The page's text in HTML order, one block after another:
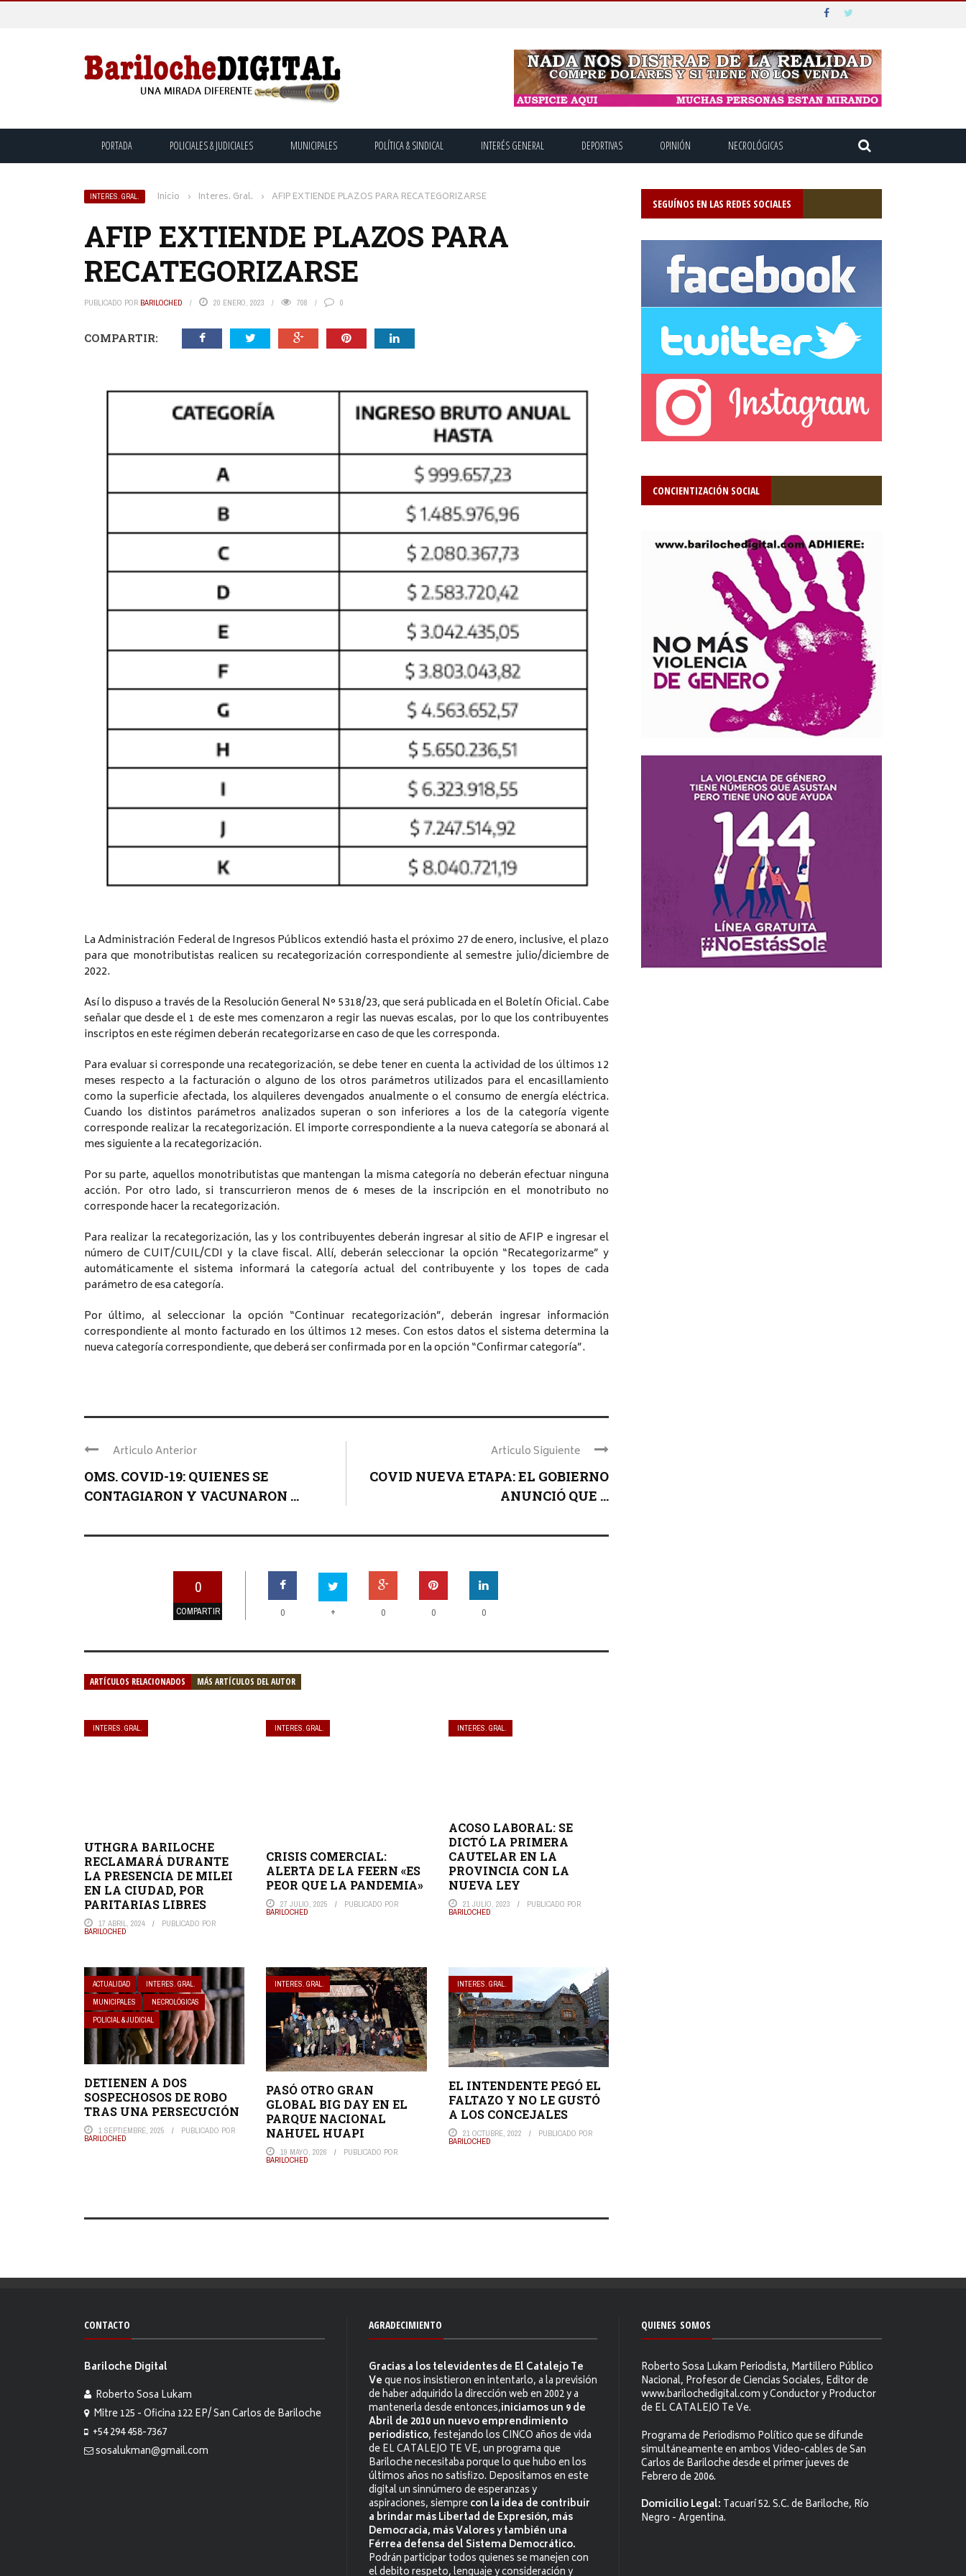
PORTADA POLICIALES & JUDICIALES MUNICIPALES POLÍTICA & SINDICAL INTERÉS GENERAL DEPORTIVAS OPINIÓN NECROLÓGICAS
INTERES. GRAL. Inicio › Interes. Gral. › AFIP EXTIENDE PLAZOS PARA RECATEGORIZARSE
AFIP EXTIENDE PLAZOS PARA
RECATEGORIZARSE
PUBLICADO POR BARILOCHED 20 ENERO, 2023 708 0
COMPARTIR:
La Administración Federal de Ingresos Públicos extendió hasta el próximo 27 de enero, inclusive, el plazo
para que monotributistas realicen su recategorización correspondiente al semestre julio/diciembre de
2022.
Así lo dispuso a través de la Resolución General N° 5318/23, que será publicada en el Boletín Oficial. Cabe
señalar que desde el 1 de este mes comenzaron a regir las nuevas escalas, por lo que los contribuyentes
inscriptos en este régimen deberán recategorizarse en caso de que les corresponda.
Para evaluar si corresponde una recategorización, se debe tener en cuenta la actividad de los últimos 12
meses respecto a la facturación o alguno de los otros parámetros utilizados para el encasillamiento
como la superficie afectada, los alquileres devengados anualmente o el consumo de energía eléctrica.
Cuando los distintos parámetros analizados superan o son inferiores a los de la categoría vigente
corresponde realizar la recategorización. El importe correspondiente a la nueva categoría se abonará al
mes siguiente a la recategorización.
Por su parte, aquellos monotributistas que mantengan la misma categoría no deberán efectuar ninguna
acción. Por otro lado, si transcurrieron menos de 6 meses de la inscripción en el monotributo no
corresponde hacer la recategorización.
Para realizar la recategorización, las y los contribuyentes deberán ingresar al sitio de AFIP e ingresar el
número de CUIT/CUIL/CDI y la clave fiscal. Allí, deberán seleccionar la opción “Recategorizarme” y
automáticamente el sistema informará la categoría actual del contribuyente y los topes de cada
parámetro de esa categoría.
Por último, al seleccionar la opción “Continuar recategorización”, deberán ingresar información
correspondiente al monto facturado en los últimos 12 meses. Con estos datos el sistema determina la
nueva categoría correspondiente, que deberá ser confirmada por en la opción “Confirmar categoría”.
Articulo Anterior
OMS. COVID-19: QUIENES SE
CONTAGIARON Y VACUNARON ...
Articulo Siguiente
COVID NUEVA ETAPA: EL GOBIERNO
ANUNCIÓ QUE ...
0
COMPARTIR 0 + 0 0 0
ARTÍCULOS RELACIONADOS MÁS ARTÍCULOS DEL AUTOR
INTERES. GRAL.
UTHGRA BARILOCHE
RECLAMARÁ DURANTE
LA PRESENCIA DE MILEI
EN LA CIUDAD, POR
PARITARIAS LIBRES
17 ABRIL, 2024 PUBLICADO POR
BARILOCHED
INTERES. GRAL.
CRISIS COMERCIAL:
ALERTA DE LA FEERN «ES
PEOR QUE LA PANDEMIA»
27 JULIO, 2025 PUBLICADO POR
BARILOCHED
INTERES. GRAL.
ACOSO LABORAL: SE
DICTÓ LA PRIMERA
CAUTELAR EN LA
PROVINCIA CON LA
NUEVA LEY
21 JULIO, 2023 PUBLICADO POR
BARILOCHED
ACTUALIDAD
INTERES. GRAL.
MUNICIPALES
NECROLÓGICAS
POLICIAL & JUDICIAL
DETIENEN A DOS
SOSPECHOSOS DE ROBO
TRAS UNA PERSECUCIÓN
1 SEPTIEMBRE, 2025 PUBLICADO POR
BARILOCHED
INTERES. GRAL.
PASÓ OTRO GRAN
GLOBAL BIG DAY EN EL
PARQUE NACIONAL
NAHUEL HUAPI
19 MAYO, 2026 PUBLICADO POR
BARILOCHED
INTERES. GRAL.
EL INTENDENTE PEGÓ EL
FALTAZO Y NO LE GUSTÓ
A LOS CONCEJALES
21 OCTUBRE, 2022 PUBLICADO POR
BARILOCHED
SEGUÍNOS EN LAS REDES SOCIALES
CONCIENTIZACIÓN SOCIAL
CONTACTO
Bariloche Digital
Roberto Sosa Lukam
Mitre 125 - Oficina 122 EP/ San Carlos de Bariloche
+54 294 458-7367
sosalukman@gmail.com
AGRADECIMIENTO
Gracias a los televidentes de El Catalejo Te
Veque nos insistieron en intentarlo, a la previsión
de haber adquirido la dirección web en 2002 y a
mantenerla desde entonces,iniciamos un 9 de
Abril de 2010 un nuevo emprendimiento
periodístico, festejando los CINCO años de vida
de EL CATALEJO TE VE, un programa que
Bariloche necesitaba porque lo que hubo en los
últimos años no satisfizo. Depositamos en este
digital un sinnúmero de esperanzas y
aspiraciones, siemprecon la idea de contribuir
a brindar más Libertad de Expresión, más
Democracia, más Valores y también una
Férrea defensa del Sistema Democrático.
Podrán participar todos quienes se manejen con
QUIENES SOMOS
Roberto Sosa Lukam Periodista, Martillero Público
Nacional, Profesor de Ciencias Sociales, Editor de
www.barilochedigital.com y Conductor y Productor
de EL CATALEJO Te Ve.
Programa de Periodismo Político que se difunde
simultáneamente en ambos Video-cables de San
Carlos de Bariloche desde el primer jueves de
Febrero de 2006.
Domicilio Legal: Tacuarí 52. S.C. de Bariloche, Río
Negro - Argentina.